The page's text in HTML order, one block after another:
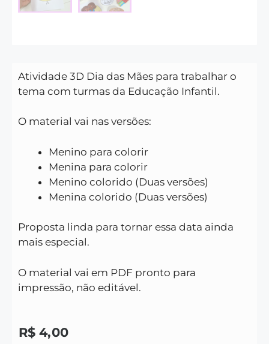
Atividade 3D Dia das Mães para trabalhar o
tema com turmas da Educação Infantil.
O material vai nas versões:
Menino para colorir
Menina para colorir
Menino colorido (Duas versões)
Menina colorido (Duas versões)
Proposta linda para tornar essa data ainda
mais especial.
O material vai em PDF pronto para
impressão, não editável.
R$ 4,00